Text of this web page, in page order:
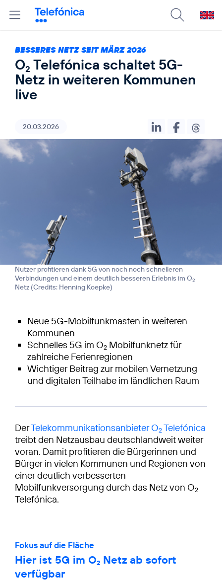
BESSERES NETZ SEIT MÄRZ 2026
O2 Telefónica schaltet 5G-
Netz in weiteren Kommunen
live
20.03.2026
Nutzer profitieren dank 5G von noch noch schnelleren
Verbindungen und einem deutlich besseren Erlebnis im O2
Netz (Credits: Henning Koepke)
Neue 5G-Mobilfunkmasten in weiteren
Kommunen
Schnelles 5G im O2 Mobilfunknetz für
zahlreiche Ferienregionen
Wichtiger Beitrag zur mobilen Vernetzung
und digitalen Teilhabe im ländlichen Raum
DerTelekommunikationsanbieter O2Telefónica
treibt den Netzausbau deutschlandweit weiter
voran. Damit profitieren die Bürgerinnen und
Bürger in vielen Kommunen und Regionen von
einer deutlich verbesserten
Mobilfunkversorgung durch das Netz von O2
Telefónica.
Fokus auf die Fläche
Hier ist 5G im O2 Netz ab sofort
verfügbar